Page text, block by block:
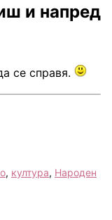
и напред
се справя.
, култура, Народен